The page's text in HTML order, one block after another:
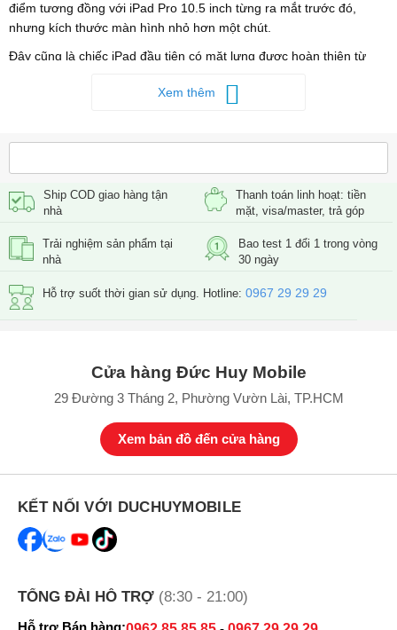
điểm tương đồng với iPad Pro 10.5 inch từng ra mắt trước đó,
nhưng kích thước màn hình nhỏ hơn một chút.
Đây cũng là chiếc iPad đầu tiên có mặt lưng được hoàn thiện từ
nhám của iPad Gen 7 giúp chống bám vân tay và bụi bẩn.
( Vẻ ngoài bắt mắt và sang trọng)
Màn hình iPad Gen 7 chất lượng cao
iPad Gen 7 Cũ
, iPad Gen 7 cũng được trang bị màn
hình có kích thước 10.2 inch, với tầm nền LED backlit LCD chất
phù hợp với nhu cầu giải trí, học tập và làm việc.
Xem thêm
Ship COD giao hàng tận
nhà
Thanh toán linh hoạt: tiền
mặt, visa/master, trả góp
Trải nghiệm sản phẩm tại
nhà
Bao test 1 đổi 1 trong vòng
30 ngày
Hỗ trợ suốt thời gian sử dụng. Hotline: 0967 29 29 29
Cửa hàng Đức Huy Mobile
29 Đường 3 Tháng 2, Phường Vườn Lài, TP.HCM
Xem bản đồ đến cửa hàng
KẾT NỐI VỚI DUCHUYMOBILE
TỔNG ĐÀI HỖ TRỢ (8:30 - 21:00)
Hỗ trợ Bán hàng: